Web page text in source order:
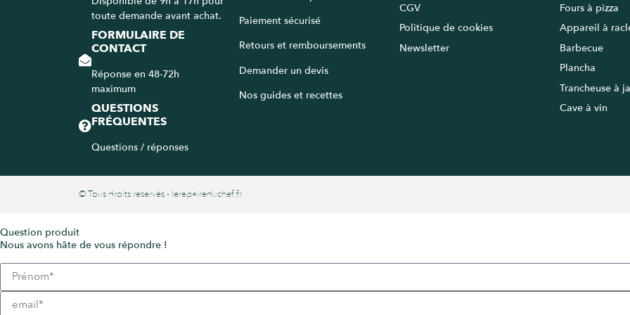
toute demande avant achat.
FORMULAIRE DE
CONTACT
Réponse en 48-72h
maximum
QUESTIONS
FRÉQUENTES
Questions / réponses
Paiement sécurisé
Retours et remboursements
Demander un devis
Nos guides et recettes
CGV
Politique de cookies
Newsletter
Fours à pizza
Appareil à
Barbecue
Plancha
Trancheuse à
Cave à vin
© Tous droits réservés - lerepaireduchef.fr
Question produit
Nous avons hâte de vous répondre !